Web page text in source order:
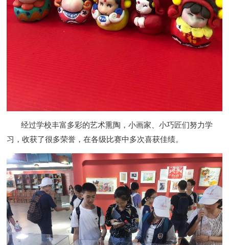
经过学校丰富多彩的艺术熏陶，小画家、小巧匠们努力学
习，收获了很多荣誉，在各级比赛中多次喜获佳绩。